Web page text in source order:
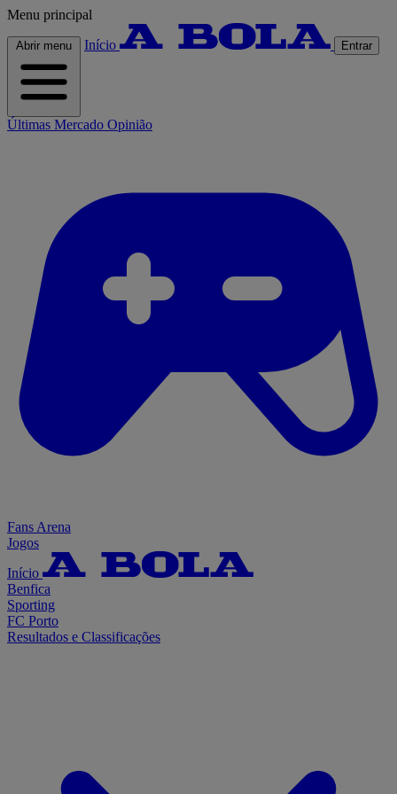
Menu principal
Abrir menu Início Entrar
Últimas Mercado Opinião
Fans Arena
Jogos
Início
Benfica
Sporting
FC Porto
Resultados e Classificações